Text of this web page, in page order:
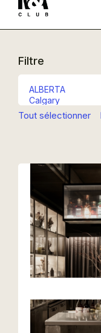
Filtre
Tout sélectionner